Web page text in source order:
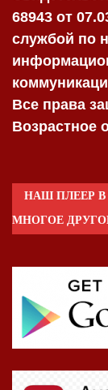
68943 от
службой по
Все права
Возрастное
НАШ ПЛЕЕР В
МНОГОЕ